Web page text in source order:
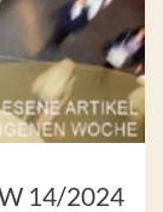
14/2024